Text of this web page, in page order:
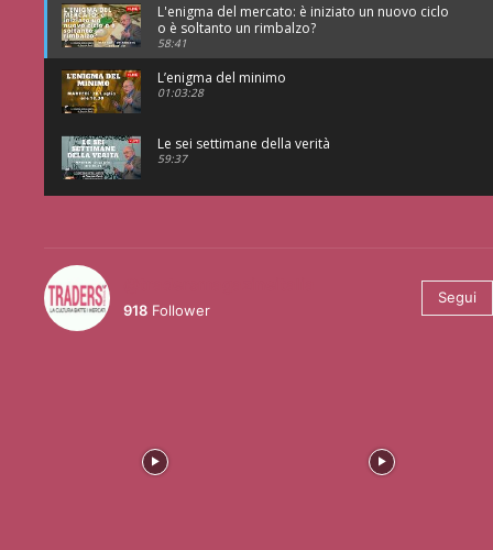
L'enigma del mercato: è iniziato un nuovo ciclo
o è soltanto un rimbalzo?
58:41
L’enigma del minimo
01:03:28
Le sei settimane della verità
59:37
918 Follower
Segui